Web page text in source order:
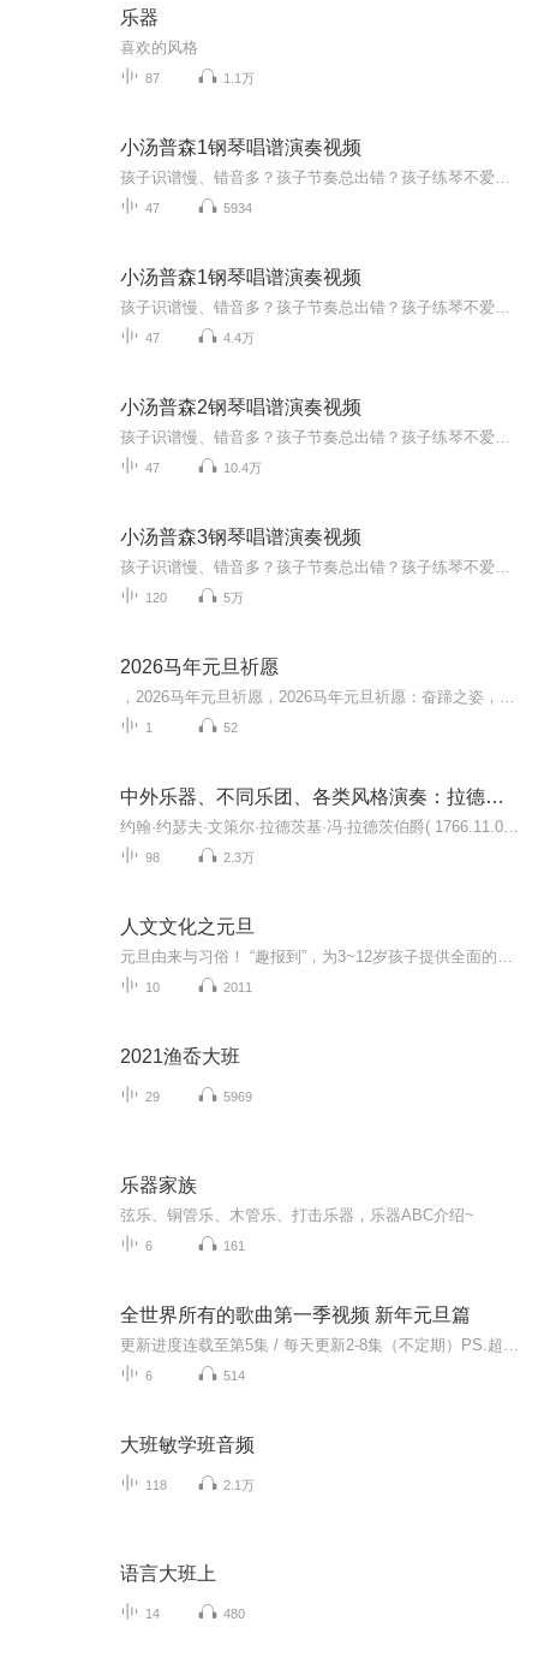
乐器
喜欢的风格
87 1.1万
小汤普森1钢琴唱谱演奏视频
47 5934
小汤普森1钢琴唱谱演奏视频
47 4.4万
小汤普森2钢琴唱谱演奏视频
47 10.4万
小汤普森3钢琴唱谱演奏视频
120 5万
2026马年元旦祈愿
1 52
中外乐器、不同乐团、各类风格演奏：拉德斯基进行曲
98 2.3万
人文文化之元旦
10 2011
2021渔岙大班
29 5969
乐器家族
弦乐、铜管乐、木管乐、打击乐器，乐器ABC介绍~
6 161
全世界所有的歌曲第一季视频 新年元旦篇
6 514
大班敏学班音频
118 2.1万
语言大班上
14 480